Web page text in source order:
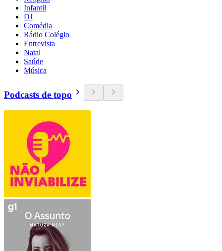
Infantil
DJ
Comédia
Rádio Colégio
Entrevista
Natal
Saúde
Música
Podcasts de topo